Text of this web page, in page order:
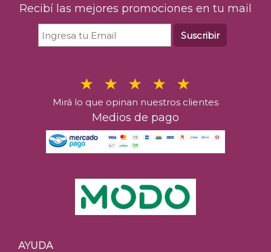
Recibí las mejores promociones en tu mail
Suscribir
Mirá lo que opinan nuestros clientes
Medios de pago
AYUDA